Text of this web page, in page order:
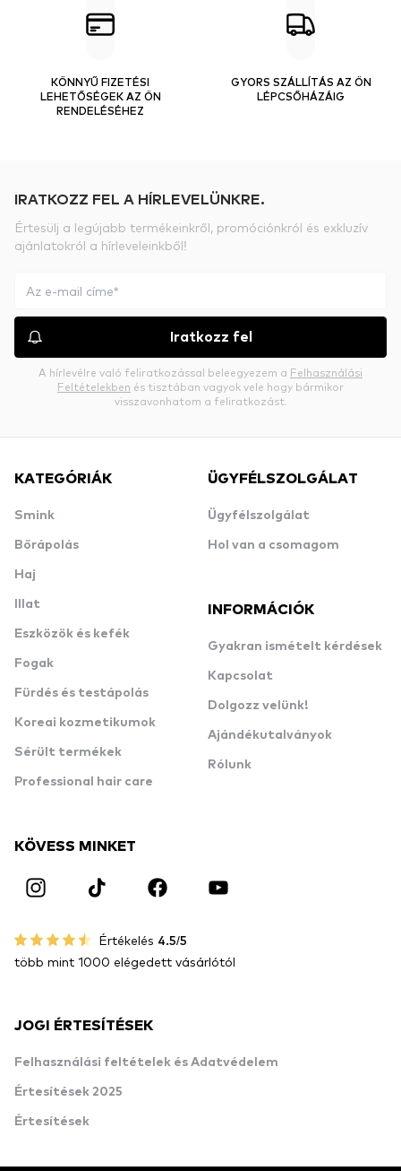
KÖNNYŰ FIZETÉSI
LEHETŐSÉGEK AZ ÖN
RENDELÉSÉHEZ
GYORS SZÁLLÍTÁS AZ ÖN
LÉPCSŐHÁZÁIG
IRATKOZZ FEL A HÍRLEVELÜNKRE.
Értesülj a legújabb termékeinkről, promóciónkról és exkluzív
ajánlatokról a hírleveleinkből!
Iratkozz fel
A hírlevélre való feliratkozással beleegyezem a Felhasználási
Feltételekben és tisztában vagyok vele hogy bármikor
visszavonhatom a feliratkozást.
KATEGÓRIÁK
Smink
Bőrápolás
Haj
Illat
Eszközök és kefék
Fogak
Fürdés és testápolás
Koreai kozmetikumok
Sérült termékek
Professional hair care
ÜGYFÉLSZOLGÁLAT
Ügyfélszolgálat
Hol van a csomagom
INFORMÁCIÓK
Gyakran ismételt kérdések
Kapcsolat
Dolgozz velünk!
Ajándékutalványok
Rólunk
KÖVESS MINKET
Értékelés 4.5/5
több mint 1000 elégedett vásárlótól
JOGI ÉRTESÍTÉSEK
Felhasználási feltételek és Adatvédelem
Értesítések 2025
Értesítések